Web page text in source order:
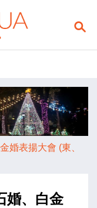
婚表揚大會 (東、
婚、白金